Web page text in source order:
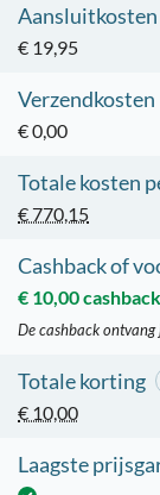
Aansluitkosten
€ 19,95
Verzendkosten
€ 0,00
Totale kosten
€ 770,15
Cashback of
€ 10,00 cashback
De cashback
Totale korting
€ 10,00
Laagste